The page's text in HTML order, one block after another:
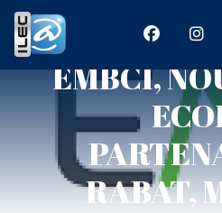
EMBCI,
RABAT,